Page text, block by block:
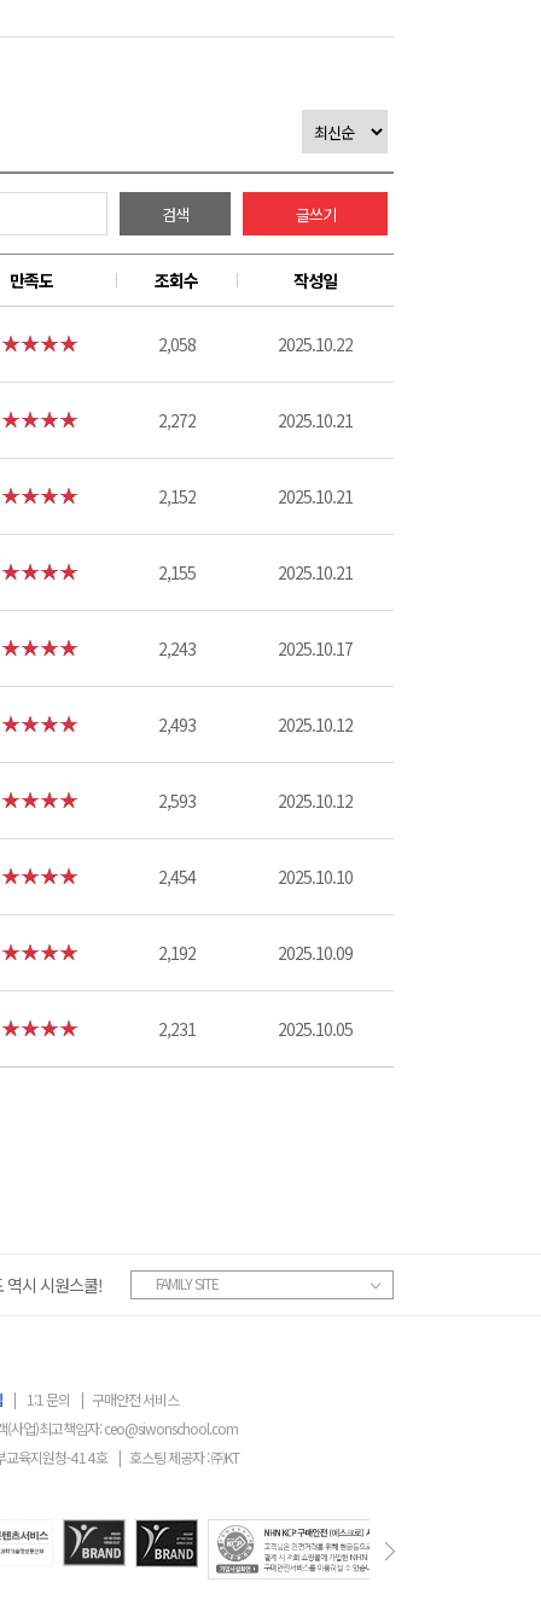
검색 글쓰기
만족도 조회수 작성일
2,058 2025.10.22
2,272 2025.10.21
2,152 2025.10.21
2,155 2025.10.21
2,243 2025.10.17
2,493 2025.10.12
2,593 2025.10.12
2,454 2025.10.10
2,192 2025.10.09
2,231 2025.10.05
역시 시원스쿨! FAMILY SITE
| 1:1 문의 | 구매안전 서비스
(사업)최고책임자:ceo@siwonschool.com
교육지원청-414호 | 호스팅 제공자 : ㈜KT